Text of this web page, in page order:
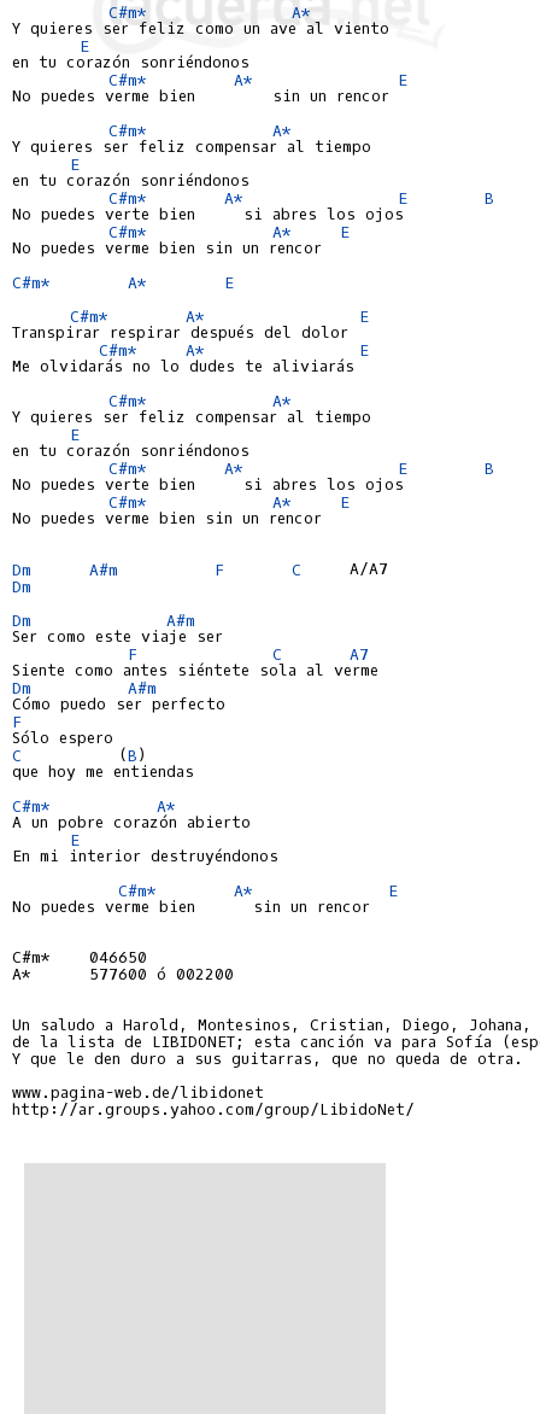
C#m*
A*
Y quieres ser feliz como un ave al viento
E
en tu corazón sonriéndonos
C#m*
A*
E
No puedes verme bien        sin un rencor
C#m*
A*
Y quieres ser feliz compensar al tiempo
E
en tu corazón sonriéndonos
C#m*
A* E
B
No puedes verte bien     si abres los ojos
C#m*
A*
E
No puedes verme bien sin un rencor
C#m*
A*
E
C#m*
A*
E
Transpirar respirar después del dolor
C#m*
A*
E
Me olvidarás no lo dudes te aliviarás
C#m*
A*
Y quieres ser feliz compensar al tiempo
E
en tu corazón sonriéndonos
C#m*
A* E
B
No puedes verte bien     si abres los ojos
C#m*
A*
E
No puedes verme bien sin un rencor
Dm A#m F C
Dm
Dm
A#m
Ser como este viaje ser
F
C
A7
Dm
A#m
F
C
          (
B)
que hoy me entiendas
C#m*
A*
A un pobre corazón abierto
E
En mi interior destruyéndonos
C#m*
A*
E
No puedes verme bien      sin un rencor
C#m*    046650
A*      577600 ó 002200
Un saludo a Harold, Montesinos, Cristian, Diego,
de la lista de LIBIDONET; esta canción va para Sofía
Y que le den duro a sus guitarras, que no queda de otra.
www.pagina-web.de/libidonet
http://ar.groups.yahoo.com/group/LibidoNet/